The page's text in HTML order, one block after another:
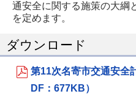
通安全に関する施策の大綱
を定めます。
ダウンロード
第11次名寄市交通安全
DF：677KB）